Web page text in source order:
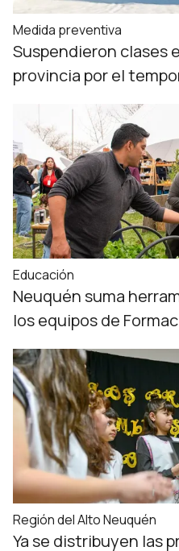
Medida preventiva
Suspendieron clases
provincia por el
Educación
Neuquén suma
los equipos de
Región del Alto Neuquén
Ya se distribuyen las